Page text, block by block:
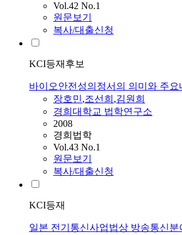
Vol.42 No.1
원문보기
복사/대출신청
KCI등재후보
바이오안전성의정서의 의미와 주요
장호민,조선희 ,김원희
경희대학교 법학연구소
2008
경희법학
Vol.43 No.1
원문보기
복사/대출신청
KCI등재
일본 전기통신사업법상 방송통신